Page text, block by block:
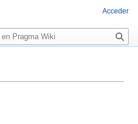
Acceder